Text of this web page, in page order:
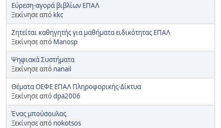
Εύρεση-αγορά βιβλίων ΕΠΑΛ
Ξεκίνησε από kkc
Ζητείται καθηγητής για μαθήματα ειδικότητας ΕΠΑΛ
Ξεκίνησε από Manosp
Ψηφιακά Συστήματα
Ξεκίνησε από nanail
Θέματα ΟΕΦΕ ΕΠΑΛ Πληροφορικής-Δίκτυα
Ξεκίνησε απόdpa2006
Ένας μπούσουλας
Ξεκίνησε από nokotsos